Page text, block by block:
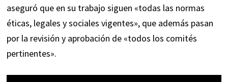
aseguró que en su trabajo siguen «todas las normas
éticas, legales y sociales vigentes», que además pasan
por la revisión y aprobación de «todos los comités
pertinentes».